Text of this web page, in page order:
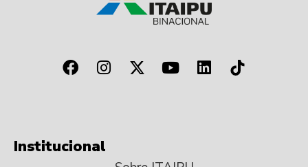
Institucional